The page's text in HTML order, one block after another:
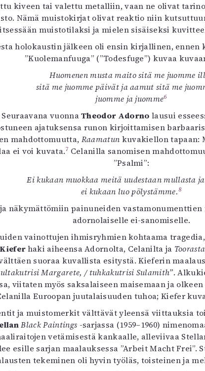
kiveen tai valettu metalliin, vaan ne olivat
Nämä muistokirjat olivat reaktio niin
muistotilaksi ja mielen sisäiseksi
holokaustin jälkeen oli ensin kirjallinen, ennen
”Kuolemanfuuga” (”Todesfuge”) kuvaa
Huomenen musta maito sitä me juomme
sitä me juomme päivät ja aamut sitä me
juomme ja juomme6
vuonnaTheodor Adorno lausui
ajatuksensa runon kirjoittamisen
mahdottomuutta, Raamatun kuvakiellon tapaan:
ei voi kuvata.7 Celanilla sanomisen
”Psalmi”:
Ei kukaan muokkaa meitä uudestaan mullasta ja
ei kukaan luo pölystämme.8
näkymättömiin painuneiden
adornolaiselle ei-sanomiselle.
vainottujen ihmisryhmien kohtaama
haki aiheensa Adornolta, Celanilta ja Toorasta
suoraa kuvallista esitystä. Kieferin
Margarete, / tuhkakutrisi Sulamith”.
viitaten myös saksalaiseen maisemaan ja
Euroopan juutalaisuuden tuhoa; Kiefer
ja muistomerkit välttävät yleensä viittauksia
Black Paintings -sarjassa (1959–1960)
vetämisestä kankaalle, alleviivaa
esille sarjan maalauksessa ”Arbeit Macht
tekeminen oli hyvin työläs, toisteinen ja